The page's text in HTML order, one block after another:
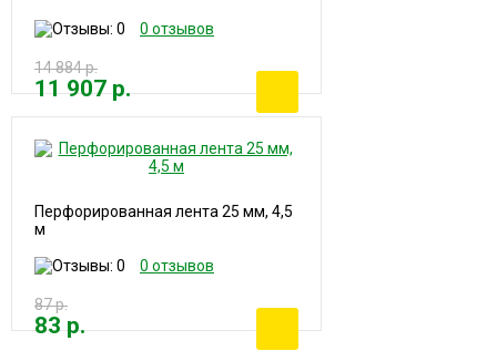
0 отзывов
14 884 р.
11 907 р.
Перфорированная лента 25 мм, 4,5
м
0 отзывов
87 р.
83 р.